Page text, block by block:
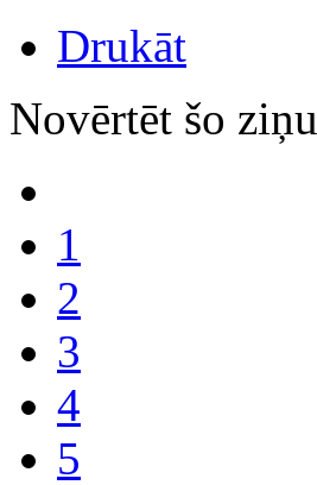
Drukāt
Novērtēt šo ziņu
1
2
3
4
5